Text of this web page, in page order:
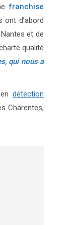
franchise
ont d’abord
et de
qualité
qui nous a
détection
Charentes,